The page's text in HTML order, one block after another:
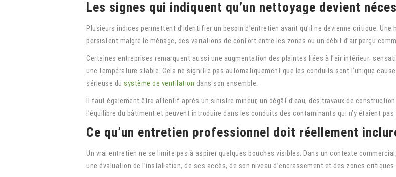
Les signes qui indiquent qu’un nettoyage devient
Plusieurs indices permettent d’identifier un besoin d’entretien avant qu’il ne devienne critique.
persistent malgré le ménage, des variations de confort entre les zones ou un débit d’air perçu
Certaines entreprises remarquent aussi une augmentation des plaintes liées à l’air intérieur:
une température stable. Cela ne signifie pas automatiquement que les conduits sont l’unique
sérieuse du système de ventilation dans son ensemble.
Il faut également être attentif après un sinistre mineur, un dégât d’eau, des travaux de
l’équilibre du bâtiment et peuvent introduire dans les conduits des contaminants qui n’y étaient
Ce qu’un entretien professionnel doit réellement
Un vrai entretien ne se limite pas à aspirer quelques bouches visibles. Dans un contexte
une évaluation de l’installation, de ses accès, de son niveau d’encrassement et des zones critiques.